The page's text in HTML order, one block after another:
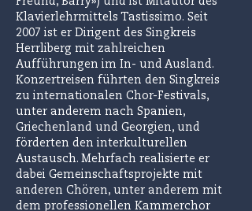
Klavierlehrmittels Tastissimo. Seit
2007 ist er Dirigent des Singkreis
Herrliberg mit zahlreichen
Aufführungen im In- und Ausland.
Konzertreisen führten den Singkreis
zu internationalen Chor-Festivals,
unter anderem nach Spanien,
Griechenland und Georgien, und
förderten den interkulturellen
Austausch. Mehrfach realisierte er
dabei Gemeinschaftsprojekte mit
anderen Chören, unter anderem mit
dem professionellen Kammerchor